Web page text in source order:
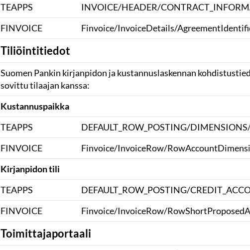
TEAPPS
INVOICE/HEADER/
FINVOICE
Finvoice/InvoiceDetails/
Tiliöintitiedot
Suomen Pankin kirjanpidon ja kustannuslaskennan
sovittu tilaajan kanssa:
Kustannuspaikka
TEAPPS
DEFAULT_ROW_POSTING/
FINVOICE
Finvoice/InvoiceRow/
Kirjanpidon tili
TEAPPS
DEFAULT_ROW_POSTING/
FINVOICE
Finvoice/InvoiceRow/
Toimittajaportaali